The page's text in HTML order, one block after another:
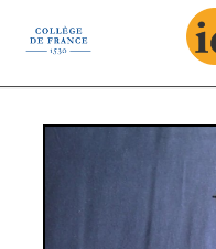
Panneau de gestion des